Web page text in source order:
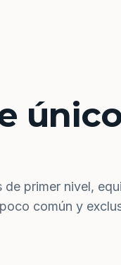
primer nivel,
común y